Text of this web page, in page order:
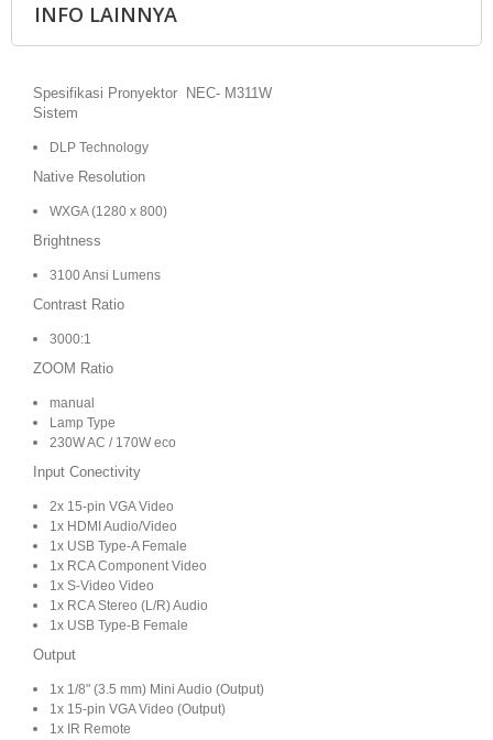
INFO LAINNYA
Spesifikasi Pronyektor NEC- M311W
Sistem
DLP Technology
Native Resolution
WXGA (1280 x 800)
Brightness
3100 Ansi Lumens
Contrast Ratio
3000:1
ZOOM Ratio
manual
Lamp Type
230W AC / 170W eco
Input Conectivity
2x 15-pin VGA Video
1x HDMI Audio/Video
1x USB Type-A Female
1x RCA Component Video
1x S-Video Video
1x RCA Stereo (L/R) Audio
1x USB Type-B Female
Output
1x 1/8" (3.5 mm) Mini Audio (Output)
1x 15-pin VGA Video (Output)
1x IR Remote